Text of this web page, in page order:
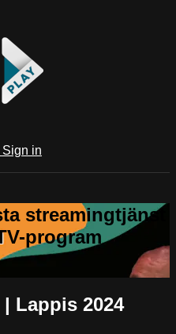
Sign in
Lappis 2024